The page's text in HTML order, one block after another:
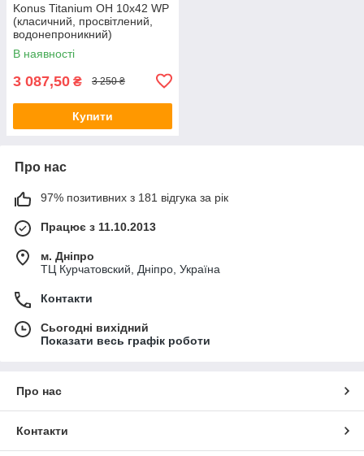
Konus Titanium OH 10x42 WP
(класичний, просвітлений,
водонепроникний)
В наявності
3 087,50 ₴ 3 250 ₴
Купити
Про нас
97% позитивних з 181 відгука за рік
Працює з 11.10.2013
м. Дніпро
ТЦ Курчатовский, Дніпро, Україна
Контакти
Сьогодні вихідний
Показати весь графік роботи
Про нас
Контакти